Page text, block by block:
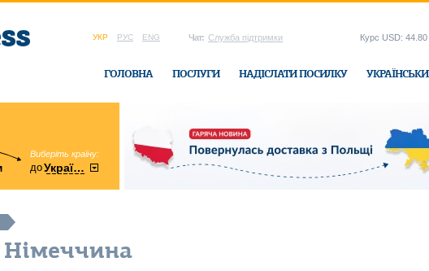
УКР РУС ENG Чат: Служба підтримки
ГОЛОВНА ПОСЛУГИ НАДІСЛАТИ ПОСИЛКУ
Курс USD: 44.80
Виберіть країну:
доУкраїни
область:
Вінницька в офісі Ukraine-Express
Німеччина